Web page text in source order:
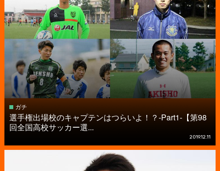
ガチ
選手権出場校のキャプテンはつらいよ！？-Part1-【第98
回全国高校サッカー選...
2019.12.11